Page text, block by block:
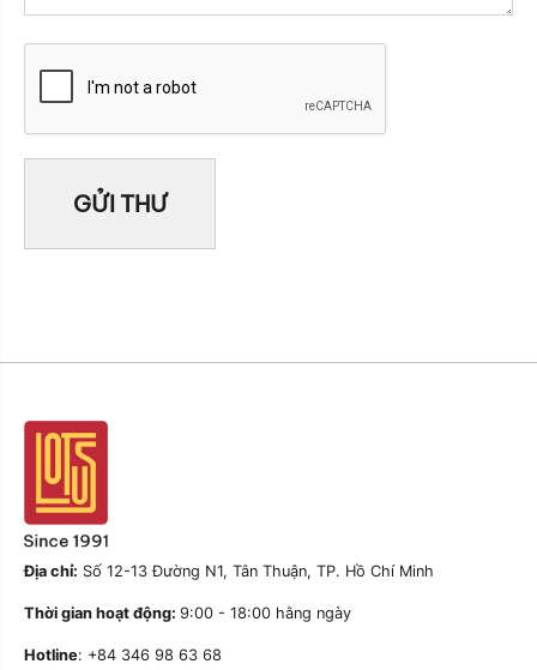
Địa chỉ: Số 12-13 Đường N1, Tân Thuận, TP. Hồ Chí Minh
Thời gian hoạt động: 9:00 - 18:00 hằng ngày
Hotline: +84 346 98 63 68